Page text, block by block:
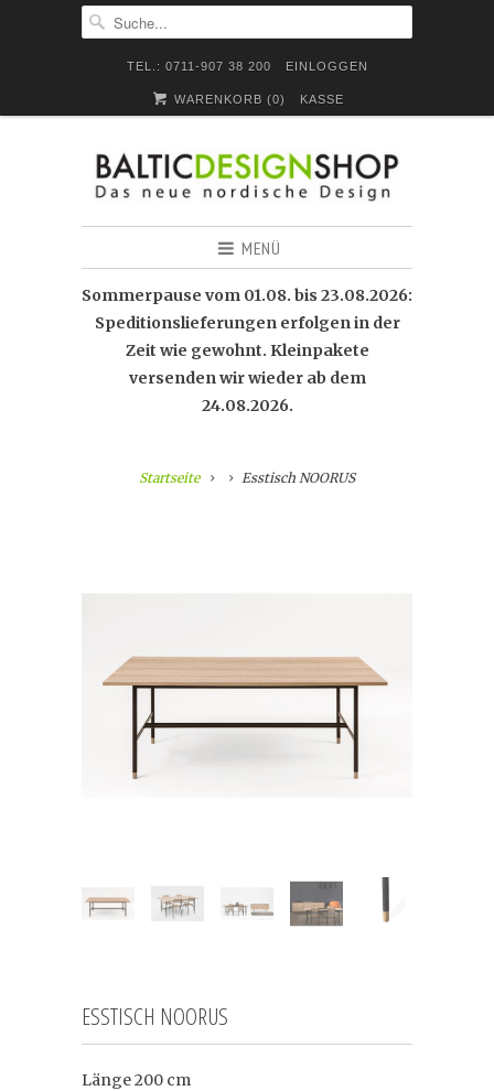
TEL.: 0711-907 38 200 EINLOGGEN
WARENKORB (0) KASSE
MENÜ
Sommerpause vom 01.08. bis 23.08.2026:
Speditionslieferungen erfolgen in der
Zeit wie gewohnt. Kleinpakete
versenden wir wieder ab dem
24.08.2026.
Startseite Esstisch NOORUS
ESSTISCH NOORUS
Länge 200 cm